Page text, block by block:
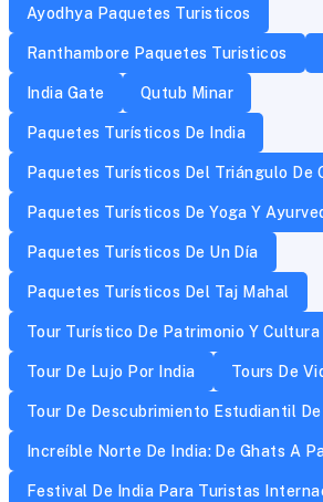
Ayodhya Paquetes Turisticos
Ranthambore Paquetes Turisticos
India Gate Qutub Minar
Paquetes Turísticos De India
Paquetes Turísticos Del Triángulo De
Paquetes Turísticos De Yoga Y
Paquetes Turísticos De Un Día
Paquetes Turísticos Del Taj Mahal
Tour Turístico De Patrimonio Y Cultura
Tour De Lujo Por India Tours De
Tour De Descubrimiento Estudiantil
Increíble Norte De India: De Ghats A
Festival De India Para Turistas